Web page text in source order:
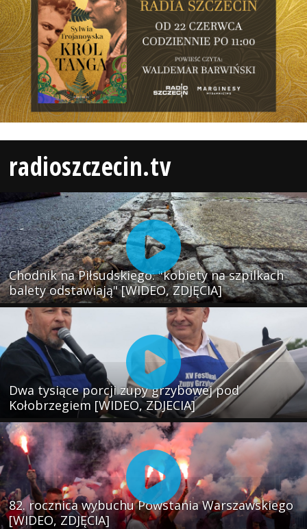
radioszczecin.tv
Chodnik na Piłsudskiego: "kobiety na szpilkach
balety odstawiają" [WIDEO, ZDJĘCIA]
Dwa tysiące porcji zupy grzybowej pod
Kołobrzegiem [WIDEO, ZDJECIA]
82. rocznica wybuchu Powstania Warszawskiego
[WIDEO, ZDJĘCIA]